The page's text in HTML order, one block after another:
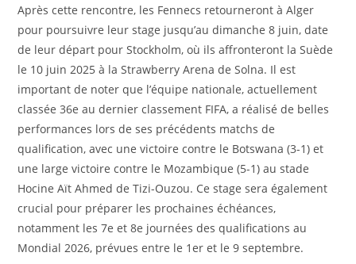
Après cette rencontre, les Fennecs retourneront à Alger
pour poursuivre leur stage jusqu’au dimanche 8 juin, date
de leur départ pour Stockholm, où ils affronteront la Suède
le 10 juin 2025 à la Strawberry Arena de Solna. Il est
important de noter que l’équipe nationale, actuellement
classée 36e au dernier classement FIFA, a réalisé de belles
performances lors de ses précédents matchs de
qualification, avec une victoire contre le Botswana (3-1) et
une large victoire contre le Mozambique (5-1) au stade
Hocine Aït Ahmed de Tizi-Ouzou. Ce stage sera également
crucial pour préparer les prochaines échéances,
notamment les 7e et 8e journées des qualifications au
Mondial 2026, prévues entre le 1er et le 9 septembre.